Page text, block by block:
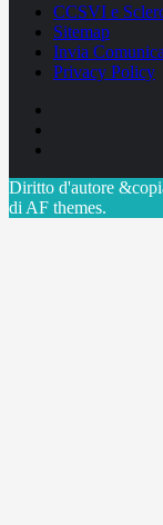
CCSVI e
Sitemap
Invia
Privacy Policy
Diritto d'autore
di AF themes.